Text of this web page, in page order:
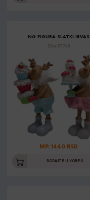
NG FIGURA SLATKI IRVAS
Šifra: 57743
MP: 1440 RSD
DODAJTE U KORPU